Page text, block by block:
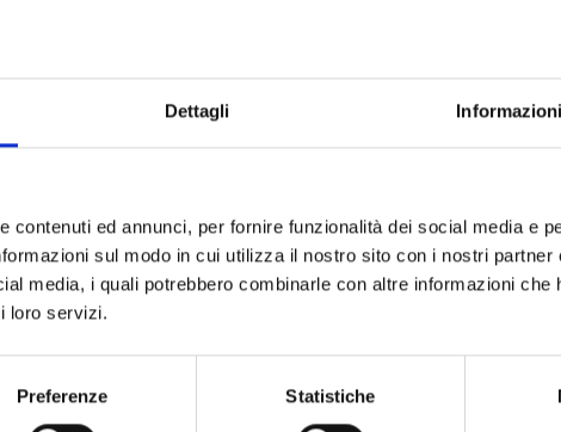
Dettagli
contenuti ed annunci, per fornire funzionalità dei social media e
sul modo in cui utilizza il nostro sito con i nostri partner
media, i quali potrebbero combinarle con altre informazioni che
loro servizi.
Preferenze Statistiche
sono al vostro servizio.